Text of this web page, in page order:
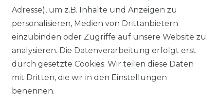
LEXIKON
UNTERNEHMEN
ÜBER UNS
Adresse), um z.B. Inhalte und Anzeigen zu
personalisieren, Medien von Drittanbietern
einzubinden oder Zugriffe auf unsere Website zu
analysieren. Die Datenverarbeitung erfolgt erst
durch gesetzte Cookies. Wir teilen diese Daten
mit Dritten, die wir in den Einstellungen
benennen.